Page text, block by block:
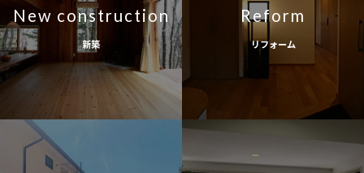
New construction
新築
Reform
リフォーム